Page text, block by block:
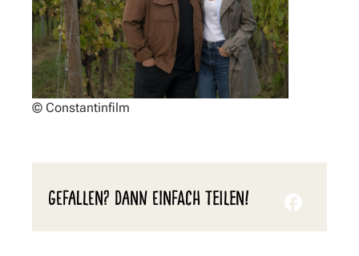
© Constantinfilm
GEFALLEN? DANN EINFACH TEILEN!